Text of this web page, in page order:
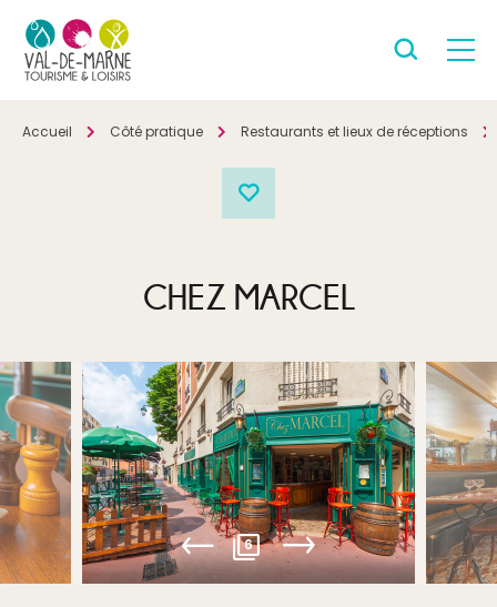
Accueil Côté pratique Restaurants et lieux de réceptions
CHEZ MARCEL
6